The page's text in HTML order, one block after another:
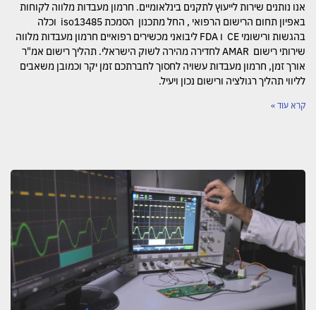
אנו נותנים שירות לייעוץ לתקנים בינלאומיים. חרמון מעבדות מלווה לקוחות
באפיון תחום הרישום הרפואי , החל מתכנון הסמכת iso13485 וכלה
בהגשות ורישומי CE ו FDA ליבואני מכשירים רפואיים חרמון מעבדות מלווה
שירותי רישום AMAR לחדירה מהירה לשוק הישראלי. תהליך רישום אמ"ר
אורך זמן, חרמון מעבדות עשויה לחסוך לחברתכם זמן יקר וכמובן משאבים
לליווי תהליך רגולציה ורישום נכון ויעיל.
קרא עוד »